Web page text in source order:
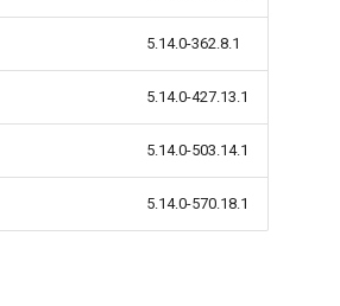
5.14.0-362.8.1
5.14.0-427.13.1
5.14.0-503.14.1
5.14.0-570.18.1